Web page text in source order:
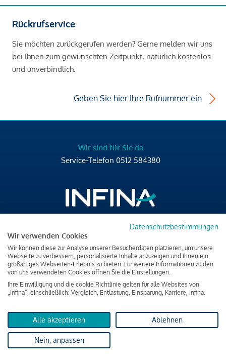
Rückrufservice
Sie möchten zurückgerufen werden? Gerne melden wir uns
bei Ihnen zum gewünschten Zeitpunkt, natürlich kostenlos
und unverbindlich.
Geben Sie hier Ihre Rufnummer ein
Wir sind für Sie da
Service-Telefon 0512 584380
Brixner Straße 2/4
6020 Innsbruck
T+43 512 584380
office@infina.at
Impressum
Datenschutz & Cookies
Datenschutzbestimmungen
Wir verwenden Cookies
Wir können diese zur Analyse unserer Besucherdaten platzieren, um unsere
Webseite zu verbessern, personalisierte Inhalte anzuzeigen und Ihnen ein
großartiges Webseiten-Erlebnis zu bieten. Für weitere Informationen zu den
von uns verwendeten Cookies öffnen Sie die Einstellungen.
Ihre Einwilligung und die cookie Richtlinie gelten für alle Websites von
„Infina“, einschließlich: Vergleich, Entlastung, Einsparung, Karriere, Infina.
Alle akzeptieren Ablehnen
Nein, anpassen